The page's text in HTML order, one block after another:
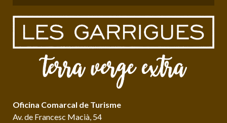
Oficina Comarcal de Turisme
Av. de Francesc Macià, 54